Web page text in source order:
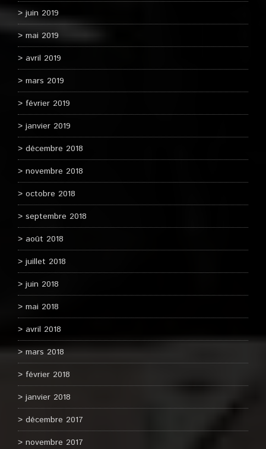
juin 2019
mai 2019
avril 2019
mars 2019
février 2019
janvier 2019
décembre 2018
novembre 2018
octobre 2018
septembre 2018
août 2018
juillet 2018
juin 2018
mai 2018
avril 2018
mars 2018
février 2018
janvier 2018
décembre 2017
novembre 2017